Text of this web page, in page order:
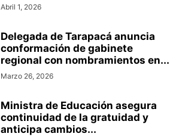
Abril 1, 2026
Delegada de Tarapacá anuncia
conformación de gabinete
regional con nombramientos en...
Marzo 26, 2026
Ministra de Educación asegura
continuidad de la gratuidad y
anticipa cambios...